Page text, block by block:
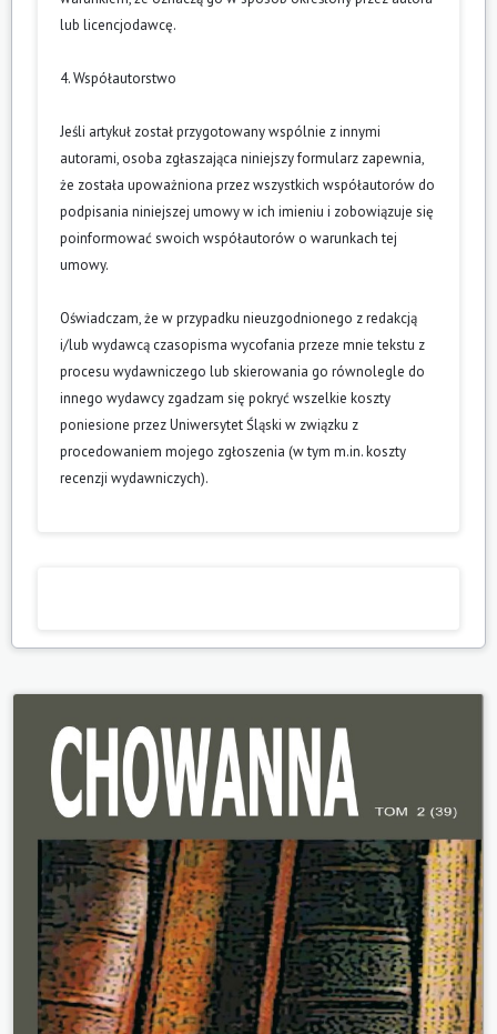
lub licencjodawcę.
4. Współautorstwo
Jeśli artykuł został przygotowany wspólnie z innymi
autorami, osoba zgłaszająca niniejszy formularz zapewnia,
że została upoważniona przez wszystkich współautorów do
podpisania niniejszej umowy w ich imieniu i zobowiązuje się
poinformować swoich współautorów o warunkach tej
umowy.
Oświadczam, że w przypadku nieuzgodnionego z redakcją
i/lub wydawcą czasopisma wycofania przeze mnie tekstu z
procesu wydawniczego lub skierowania go równolegle do
innego wydawcy zgadzam się pokryć wszelkie koszty
poniesione przez Uniwersytet Śląski w związku z
procedowaniem mojego zgłoszenia (w tym m.in. koszty
recenzji wydawniczych).